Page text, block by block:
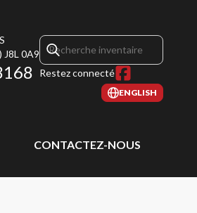
J8L 0A9
Restez connecté
ENGLISH
CONTACTEZ-NOUS